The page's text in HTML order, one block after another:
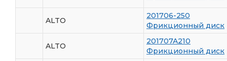
ALTO
201706-250
Фрикционный диск
ALTO
201707A210
Фрикционный диск